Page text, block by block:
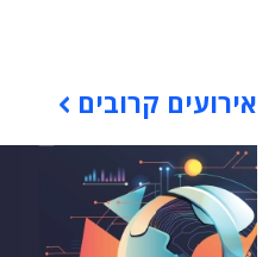
אירועים קרובים